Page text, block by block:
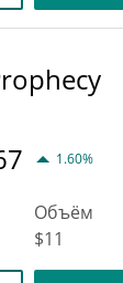
1.60%
Объём
$11